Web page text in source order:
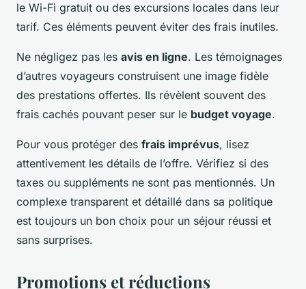
le Wi-Fi gratuit ou des excursions locales dans leur
tarif. Ces éléments peuvent éviter des frais inutiles.
Ne négligez pas les avis en ligne. Les témoignages
d’autres voyageurs construisent une image fidèle
des prestations offertes. Ils révèlent souvent des
frais cachés pouvant peser sur le budget voyage.
Pour vous protéger des frais imprévus, lisez
attentivement les détails de l’offre. Vérifiez si des
taxes ou suppléments ne sont pas mentionnés. Un
complexe transparent et détaillé dans sa politique
est toujours un bon choix pour un séjour réussi et
sans surprises.
Promotions et réductions